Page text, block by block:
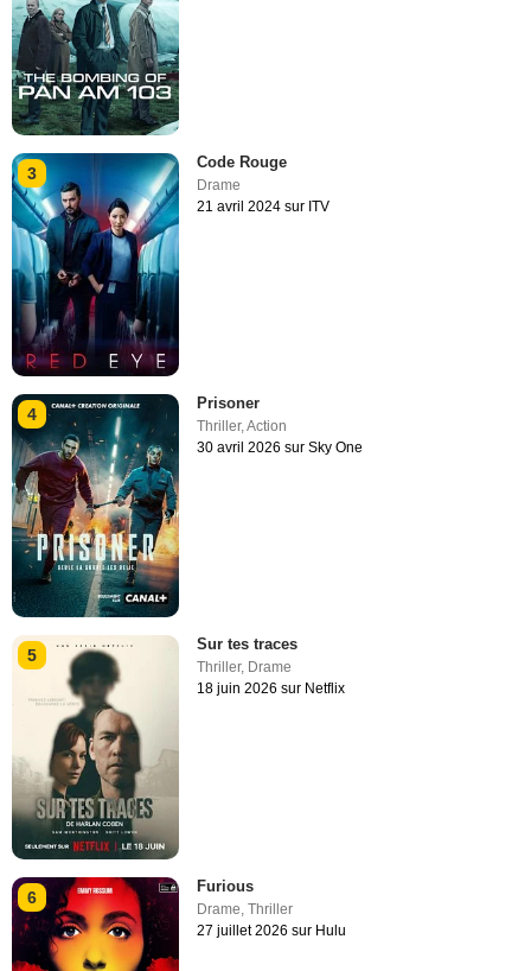
3
Code Rouge
Drame
21 avril 2024 sur ITV
4
Prisoner
Thriller,Action
30 avril 2026 sur Sky One
5
Sur tes traces
Thriller, Drame
18 juin 2026 sur Netflix
6
Furious
Drame ,Thriller
27 juillet 2026 sur Hulu